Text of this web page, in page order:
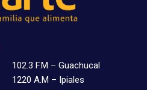
102.3 F.M – Guachucal
1220 A.M – Ipiales